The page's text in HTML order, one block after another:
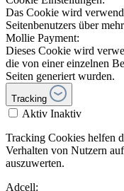
Aktiv Inaktiv
Tracking Cookies helfen
Verhalten von Nutzern
auszuwerten.
Adcell:
Adcell verwendet
Webseite auszuwerten.
und die Interaktion von
Aktiv Inaktiv
Matomo:
Das Cookie wird genutzt
Erstellung von Statistiken